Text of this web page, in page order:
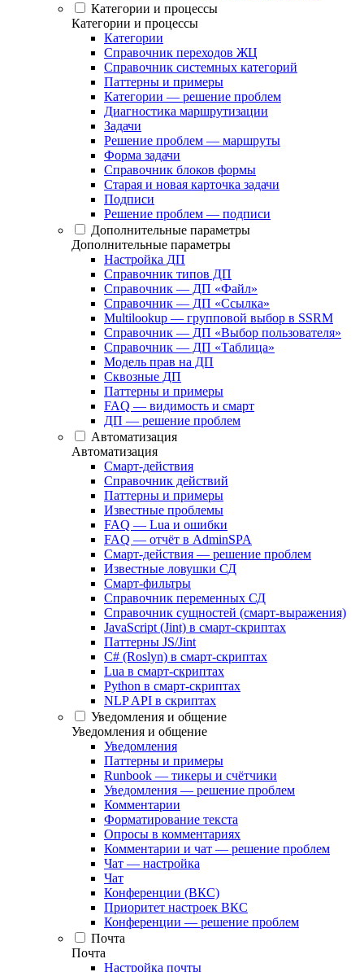
Категории и процессы
Категории и процессы
Категории
Справочник переходов ЖЦ
Справочник системных категорий
Паттерны и примеры
Категории — решение проблем
Диагностика маршрутизации
Задачи
Решение проблем — маршруты
Форма задачи
Справочник блоков формы
Старая и новая карточка задачи
Подписи
Решение проблем — подписи
Дополнительные параметры
Дополнительные параметры
Настройка ДП
Справочник типов ДП
Справочник — ДП «Файл»
Справочник — ДП «Ссылка»
Multilookup — групповой выбор в SSRM
Справочник — ДП «Выбор пользователя»
Справочник — ДП «Таблица»
Модель прав на ДП
Сквозные ДП
Паттерны и примеры
FAQ — видимость и смарт
ДП — решение проблем
Автоматизация
Автоматизация
Смарт-действия
Справочник действий
Паттерны и примеры
Известные проблемы
FAQ — Lua и ошибки
FAQ — отчёт в AdminSPA
Смарт-действия — решение проблем
Известные ловушки СД
Смарт-фильтры
Справочник переменных СД
Справочник сущностей (смарт-выражения)
JavaScript (Jint) в смарт-скриптах
Паттерны JS/Jint
C# (Roslyn) в смарт-скриптах
Lua в смарт-скриптах
Python в смарт-скриптах
NLP API в скриптах
Уведомления и общение
Уведомления и общение
Уведомления
Паттерны и примеры
Runbook — тикеры и счётчики
Уведомления — решение проблем
Комментарии
Форматирование текста
Опросы в комментариях
Комментарии и чат — решение проблем
Чат — настройка
Чат
Конференции (ВКС)
Приоритет настроек ВКС
Конференции — решение проблем
Почта
Почта
Настройка почты